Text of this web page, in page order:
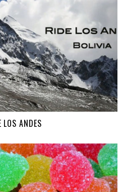
LOS ANDES